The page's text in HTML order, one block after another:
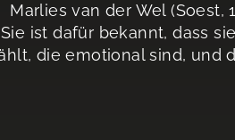
Marlies van der Wel (Soest,
ist dafür bekannt, dass
die emotional sind, und